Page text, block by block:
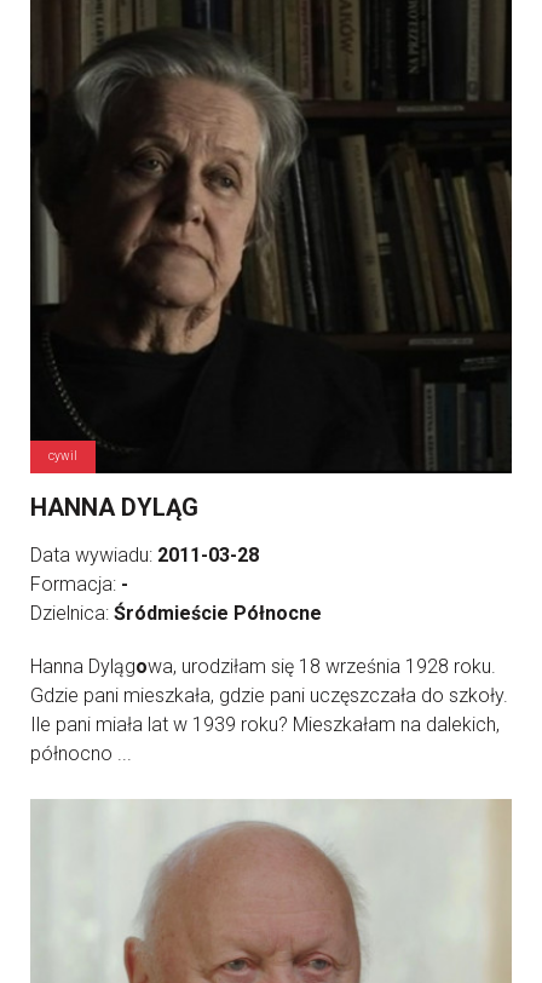
cywil
HANNA DYLĄG
Data wywiadu: 2011-03-28
Formacja: -
Dzielnica: Śródmieście Północne
Hanna Dylągowa, urodziłam się 18 września 1928 roku.
Gdzie pani mieszkała, gdzie pani uczęszczała do szkoły.
Ile pani miała lat w 1939 roku? Mieszkałam na dalekich,
północno ...